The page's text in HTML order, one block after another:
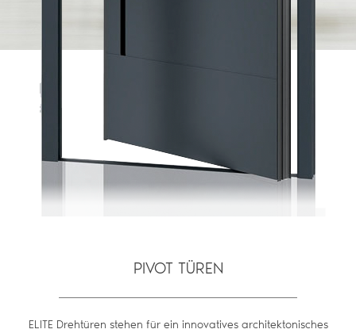
PIVOT TÜREN
ELITE Drehtüren stehen für ein innovatives architektonisches